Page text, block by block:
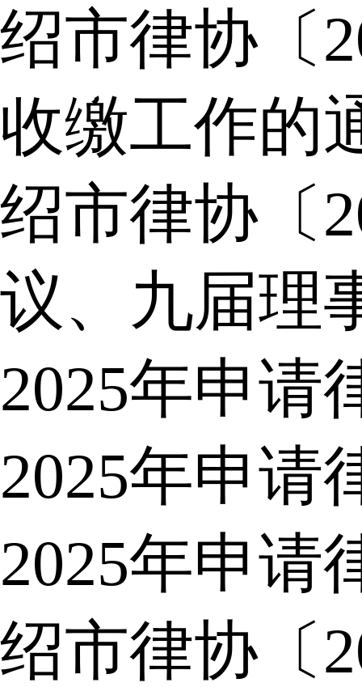
绍市律协〔
收缴工作的
绍市律协〔
议、九届理
2025年申请
2025年申请
2025年申请
绍市律协〔